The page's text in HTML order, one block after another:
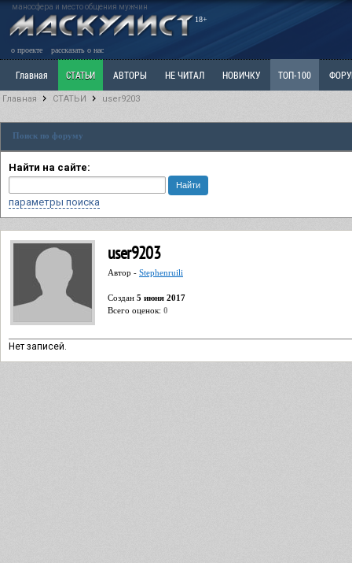
маносфера и место общения мужчин
18+
о проекте рассказать о нас
Главная СТАТЬИ АВТОРЫ НЕ ЧИТАЛ НОВИЧКУ ТОП-100
РАЗДЕЛ: Разное
Главная СТАТЬИ user9203
Поиск по форуму
Найти на сайте:
параметры поиска
user9203
Автор - Stephenruili
Cоздан 5 июня 2017
Всего оценок: 0
Нет записей.